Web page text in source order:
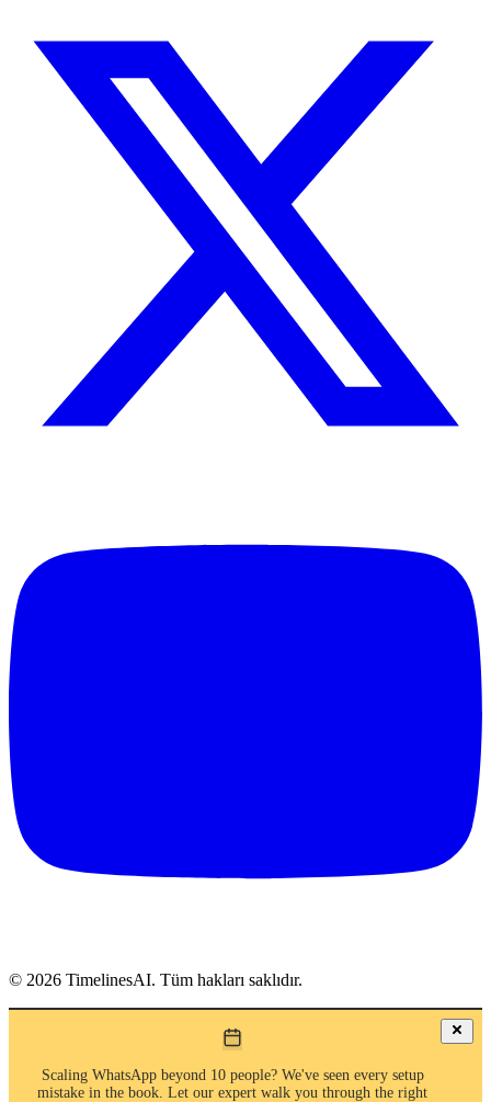
© 2026 TimelinesAI. Tüm hakları saklıdır.
Scaling WhatsApp beyond 10 people? We've seen every setup
mistake in the book. Let our expert walk you through the right